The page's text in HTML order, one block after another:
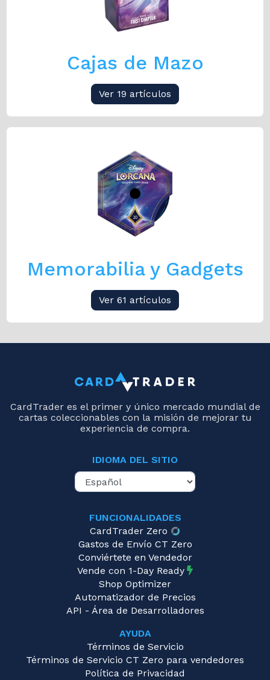
Cajas de Mazo
Ver 19 artículos
Memorabilia y Gadgets
Ver 61 artículos
CardTrader es el primer y único mercado mundial de
cartas coleccionables con la misión de mejorar tu
experiencia de compra.
IDIOMA DEL SITIO
FUNCIONALIDADES
CardTrader Zero
Gastos de Envío CT Zero
Conviértete en Vendedor
Vende con 1-Day Ready
Shop Optimizer
Automatizador de Precios
API - Área de Desarrolladores
AYUDA
Términos de Servicio
Términos de Servicio CT Zero para vendedores
Política de Privacidad